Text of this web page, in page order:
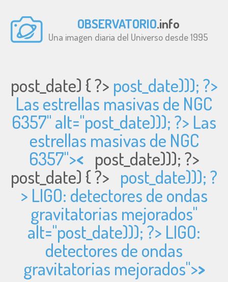
OBSERVATORIO.info
Una imagen diaria del Universo desde 1995
post_date) { ?> post_date))); ?>
Las estrellas masivas de NGC
6357" alt="post_date))); ?> Las
estrellas masivas de NGC
6357">< post_date))); ?>
post_date) { ?> post_date))); ?
> LIGO: detectores de ondas
gravitatorias mejorados"
alt="post_date))); ?> LIGO:
detectores de ondas
gravitatorias mejorados">>